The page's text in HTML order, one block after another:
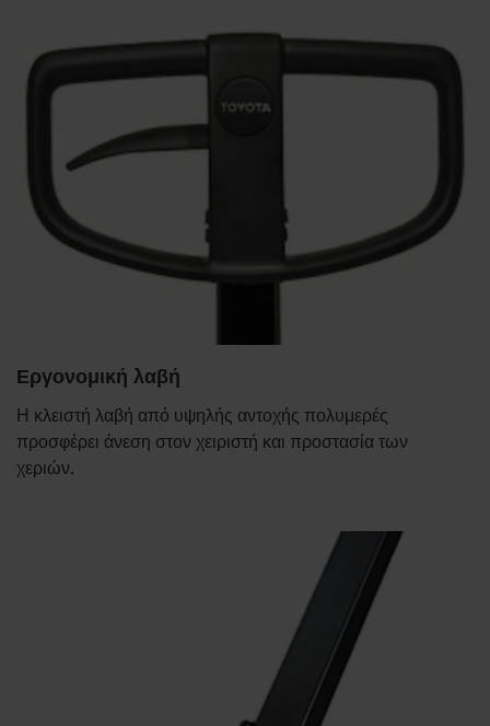
Εργονομική λαβή
Η κλειστή λαβή από υψηλής αντοχής πολυμερές
προσφέρει άνεση στον χειριστή και προστασία των
χεριών.